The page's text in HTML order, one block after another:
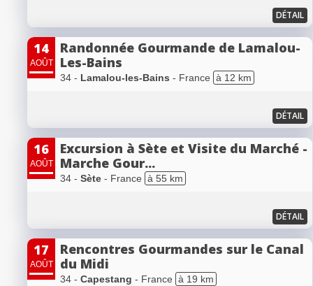
DÉTAIL
14
AOÛT
Randonnée Gourmande de Lamalou-
Les-Bains
34 - Lamalou-les-Bains - France à 12 km
DÉTAIL
16
AOÛT
Excursion à Sète et Visite du Marché -
Marche Gour...
34 - Sète - France à 55 km
DÉTAIL
17
AOÛT
Rencontres Gourmandes sur le Canal
du Midi
34 - Capestang - France à 19 km